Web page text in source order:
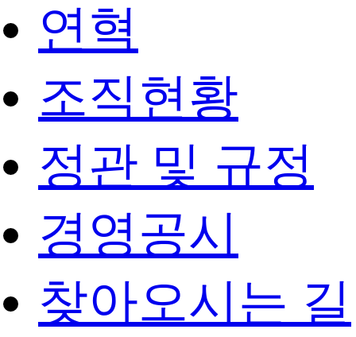
연혁
조직현황
정관 및 규정
경영공시
찾아오시는 길